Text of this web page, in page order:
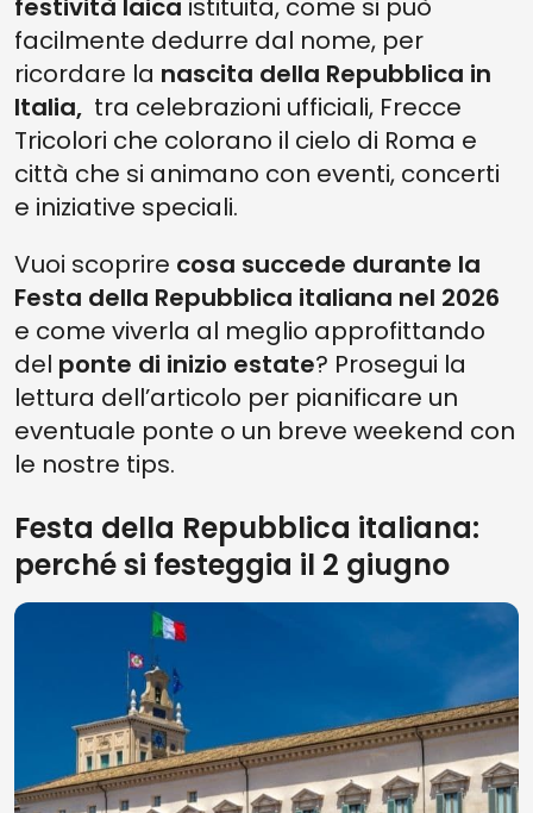
festività laica istituita, come si può
facilmente dedurre dal nome, per
ricordare la nascita della Repubblica in
Italia, tra celebrazioni ufficiali, Frecce
Tricolori che colorano il cielo di Roma e
città che si animano con eventi, concerti
e iniziative speciali.
Vuoi scoprire cosa succede durante la
Festa della Repubblica italiana nel 2026
e come viverla al meglio approfittando
del ponte di inizio estate? Prosegui la
lettura dell’articolo per pianificare un
eventuale ponte o un breve weekend con
le nostre tips.
Festa della Repubblica italiana:
perché si festeggia il 2 giugno